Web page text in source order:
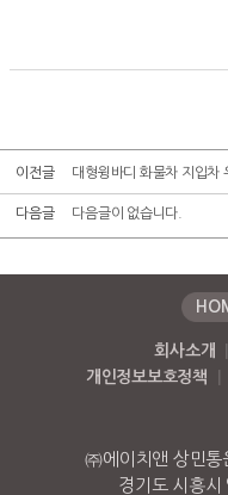
이전글 대형윙바디 화물차 지입차
다음글 다음글이 없습니다.
회사소개
개인정보보호정책
㈜에이치앤 상민
경기도 시흥